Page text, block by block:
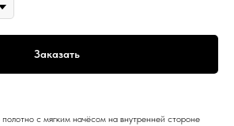
Заказать
с мягким начёсом на внутренней стороне